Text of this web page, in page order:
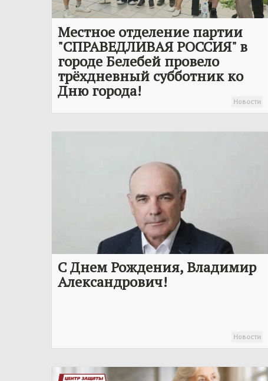
Местное отделение партии
"СПРАВЕДЛИВАЯ РОССИЯ" в
городе Белебей провело
трёхдневный субботник ко
Дню города!
Новости
С Днем Рождения, Владимир
Александрович!
Новости